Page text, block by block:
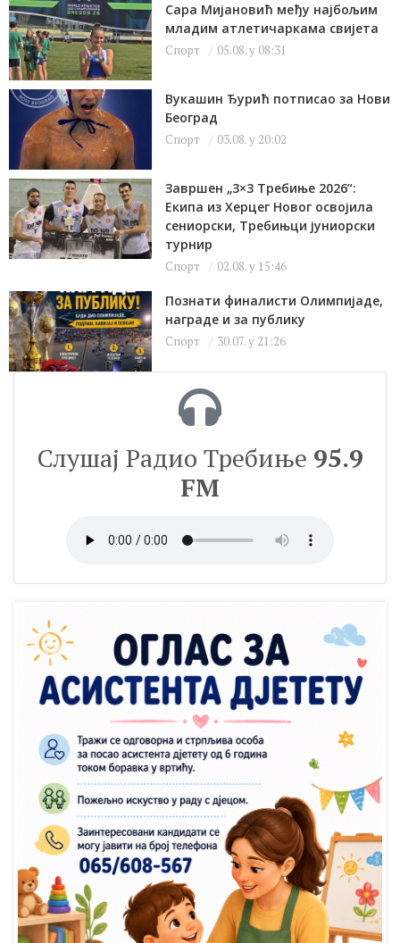
Сара Мијановић међу најбољим
младим атлетичаркама свијета
Спорт 05.08. у 08:31
Вукашин Ђурић потписао за Нови
Београд
Спорт 03.08. у 20:02
Завршен „3×3 Требиње 2026“:
Екипа из Херцег Новог освојила
сениорски, Требињци јуниорски
турнир
Спорт 02.08. у 15:46
Познати финалисти Олимпијаде,
награде и за публику
Спорт 30.07. у 21:26
Слушај Радио Требиње 95.9
FM